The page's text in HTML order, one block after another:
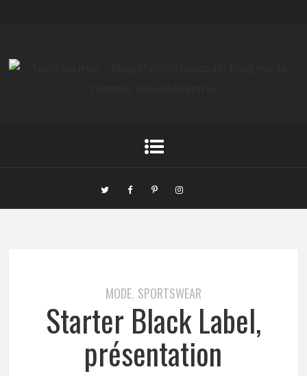
MODE, SPORTSWEAR
Starter Black Label,
présentation